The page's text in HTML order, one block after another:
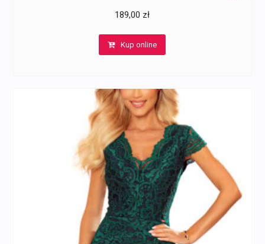
189,00 zł
Kup online